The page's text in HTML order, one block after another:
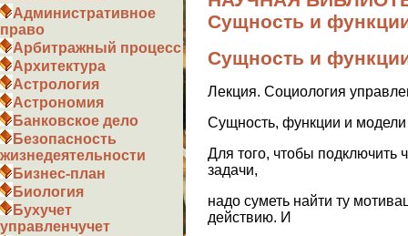
Административное
право
Арбитражный процесс
Архитектура
Астрология
Астрономия
Банковское дело
Безопасность
жизнедеятельности
Бизнес-план
Биология
Бухучет
управленчучет
Сущность и
Сущность и
Лекция. Социология
Сущность, функции и
Для того, чтобы подключить
задачи,
надо суметь найти ту
действию. И